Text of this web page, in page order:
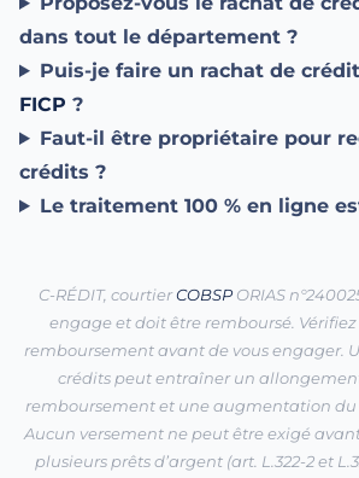
dans tout le département ?
Puis-je faire un rachat de
FICP ?
Faut-il être propriétaire pour
crédits ?
Le traitement 100 % en ligne
C-RÉDIT, courtierCOBSP ORIAS
engage et doit être remboursé.
remboursement avant de vous engager.
crédits peut entraîner un
remboursement et une augmentation du
Aucun versement ne peut être exigé
plusieurs prêts d’argent (art. L.322-2 et